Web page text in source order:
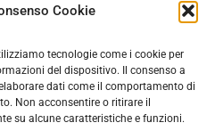
Cookie
tecnologie come i cookie per
del dispositivo. Il consenso a
dati come il comportamento di
Non acconsentire o ritirare il
su alcune caratteristiche e funzioni.